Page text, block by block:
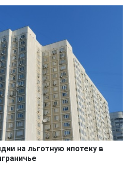
на льготную ипотеку в